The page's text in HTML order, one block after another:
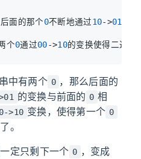
面的那个
0不断地通过10->01
个0通过00->10的变换使得二进制
中有两个 0 ，那么后面的
的变换与前面的 0 相
>10 变换，使得第一个 0
。
定只剩下一个 0 ，变成